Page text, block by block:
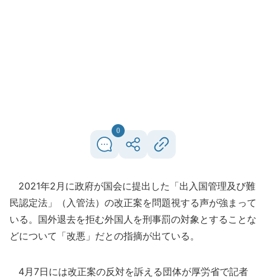
0
2021年2月に政府が国会に提出した「出入国管理及び難
民認定法」（入管法）の改正案を問題視する声が強まって
いる。国外退去を拒む外国人を刑事罰の対象とすることな
どについて「改悪」だとの指摘が出ている。
4月7日には改正案の反対を訴える団体が厚労省で記者